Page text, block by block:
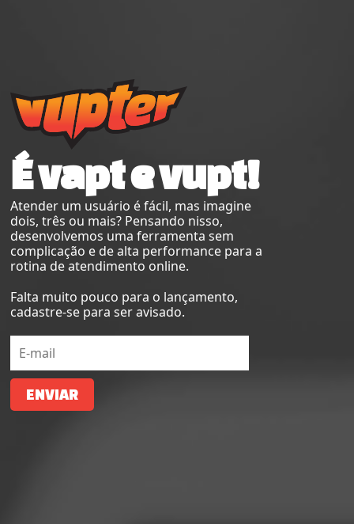
É vapt e vupt!
Atender um usuário é fácil, mas imagine
dois, três ou mais? Pensando nisso,
desenvolvemos uma ferramenta sem
complicação e de alta performance para a
rotina de atendimento online.
Falta muito pouco para o lançamento,
cadastre-se para ser avisado.
ENVIAR